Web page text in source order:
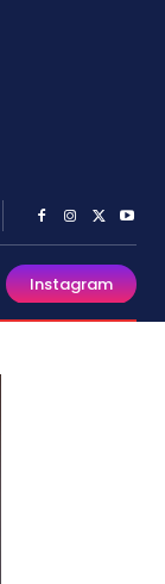
Instagram